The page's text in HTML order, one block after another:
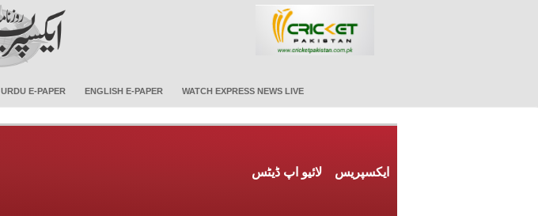
URDU E-PAPER ENGLISH E-PAPER WATCH EXPRESS NEWS LIVE
ایکسپریس لائیو اپ ڈیٹس